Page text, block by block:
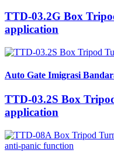
TTD-03.2G Box
application
Auto Gate Imigrasi
TTD-03.2S Box
application